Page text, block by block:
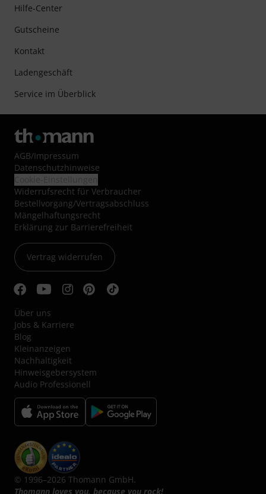
Hilfe-Center
Gutscheine
Kontakt
Ladengeschäft
Service im Überblick
AGB/Impressum
Datenschutzhinweise
Widerrufsrecht für Verbraucher
Bestellvorgang/Vertragsabschluss
Mängelhaftungsrecht
Erklärung zur Barrierefreiheit
Vertrag widerrufen
Über uns
Jobs & Karriere
Blog
Kleinanzeigen
Nachhaltigkeit
Hinweisgebersystem
Audio Professionell
© 1996–2026 Thomann GmbH.
Thomann loves you, because you rock!